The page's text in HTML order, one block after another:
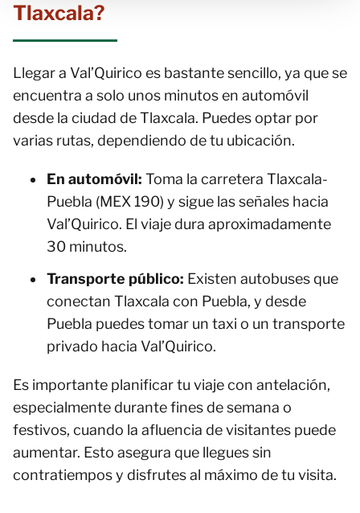
Tlaxcala?
Llegar a Val’Quirico es bastante sencillo, ya que se
encuentra a solo unos minutos en automóvil
desde la ciudad de Tlaxcala. Puedes optar por
varias rutas, dependiendo de tu ubicación.
En automóvil: Toma la carretera Tlaxcala-
Puebla (MEX 190) y sigue las señales hacia
Val’Quirico. El viaje dura aproximadamente
30 minutos.
Transporte público: Existen autobuses que
conectan Tlaxcala con Puebla, y desde
Puebla puedes tomar un taxi o un transporte
privado hacia Val’Quirico.
Es importante planificar tu viaje con antelación,
especialmente durante fines de semana o
festivos, cuando la afluencia de visitantes puede
aumentar. Esto asegura que llegues sin
contratiempos y disfrutes al máximo de tu visita.